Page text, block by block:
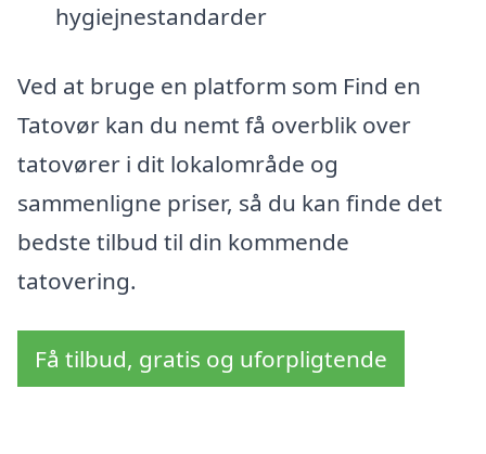
hygiejnestandarder
Ved at bruge en platform som Find en
Tatovør kan du nemt få overblik over
tatovører i dit lokalområde og
sammenligne priser, så du kan finde det
bedste tilbud til din kommende
tatovering.
Få tilbud, gratis og uforpligtende